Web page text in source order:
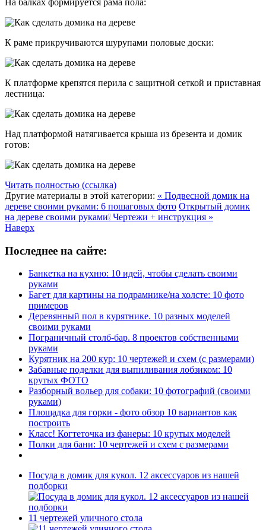
На балках формируется рама пола:
К раме прикручиваются шурупами половые доски:
К платформе крепятся перила с защитной сеткой и приставная
лестница:
Над платформой натягивается крыша из брезента и домик
готов:
Читать полностью (ссылка)
Другие материалы в этой категории: « Подвесной домик на
дереве своими руками: 6 пошаговых фото Открытый домик
на дереве своими руками❕ Чертежи + инструкция »
Наверх
Последнее на сайте:
Банкетка на кухню: 10 идей, чтобы сделать своими
руками
Багет для картины на подрамнике/на холсте: 10 фото
примеров
Деревянный пол в курятнике. 10 разных моделей
своими руками
Пограничный столб-бар. 8 проектов собственными
руками
Курятник на 200 кур: 10 чертежей и схем (с размерами)
Забавные поделки для выпиливания лобзиком: 10
крутых ФОТО
Разборный вольер для собаки: 10 фотографий (своими
руками)
Площадка для горки - фото обзор 10 вариантов как
построить
Класс! Когтеточка из фанеры: 10 крутых моделей
Полки для бани: 10 чертежей и схем с размерами
Посуда в домик для кукол. 12 аксессуаров из нашей
подборки
11 чертежей уличного стола